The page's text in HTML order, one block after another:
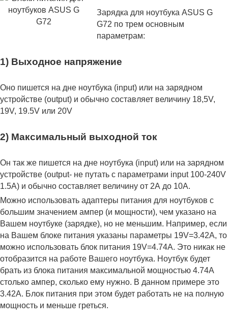
Зарядка для ноутбука ASUS G
G72 по трем основным
параметрам:
1) Выходное напряжение
Оно пишется на дне ноутбука (input) или на зарядном
устройстве (output) и обычно составляет величину 18,5V,
19V, 19.5V или 20V
2) Максимальный выходной ток
Он так же пишется на дне ноутбука (input) или на зарядном
устройстве (output- не путать с параметрами input 100-240V
1.5A) и обычно составляет величину от 2А до 10A.
Можно использовать адаптеры питания для ноутбуков с
большим значением ампер (и мощности), чем указано на
Вашем ноутбуке (зарядке), но не меньшим. Например, если
на Вашем блоке питания указаны параметры 19V=3.42A, то
можно использовать блок питания 19V=4.74A. Это никак не
отобразится на работе Вашего ноутбука. Ноутбук будет
брать из блока питания максимальной мощностью 4.74А
столько ампер, сколько ему нужно. В данном примере это
3.42А. Блок питания при этом будет работать не на полную
мощность и меньше греться.